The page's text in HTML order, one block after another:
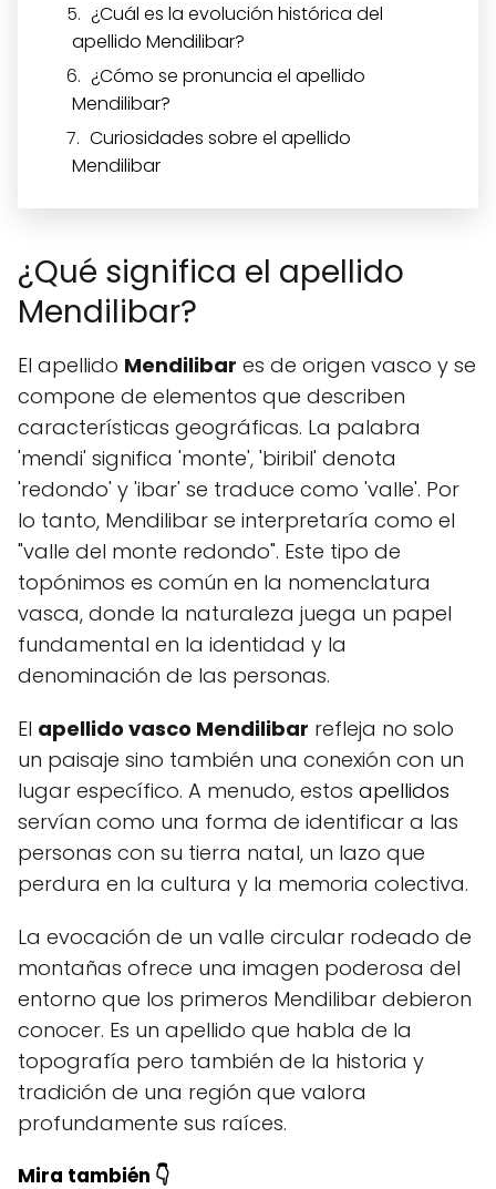
¿Cuál es la evolución histórica del
apellido Mendilibar?
¿Cómo se pronuncia el apellido
Mendilibar?
Curiosidades sobre el apellido
Mendilibar
¿Qué significa el apellido
Mendilibar?
El apellido Mendilibar es de origen vasco y se
compone de elementos que describen
características geográficas. La palabra
'mendi' significa 'monte', 'biribil' denota
'redondo' y 'ibar' se traduce como 'valle'. Por
lo tanto, Mendilibar se interpretaría como el
"valle del monte redondo". Este tipo de
topónimos es común en la nomenclatura
vasca, donde la naturaleza juega un papel
fundamental en la identidad y la
denominación de las personas.
El apellido vasco Mendilibar refleja no solo
un paisaje sino también una conexión con un
lugar específico. A menudo, estos apellidos
servían como una forma de identificar a las
personas con su tierra natal, un lazo que
perdura en la cultura y la memoria colectiva.
La evocación de un valle circular rodeado de
montañas ofrece una imagen poderosa del
entorno que los primeros Mendilibar debieron
conocer. Es un apellido que habla de la
topografía pero también de la historia y
tradición de una región que valora
profundamente sus raíces.
Mira también 👇